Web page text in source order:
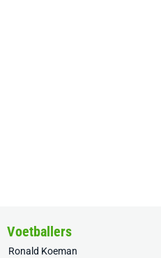
Voetballers
Ronald Koeman